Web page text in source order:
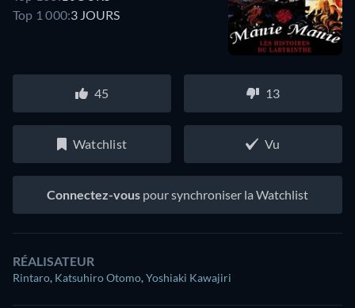
Top 1 000:3 JOURS
45 13
Watchlist Vu
Connectez-vous pour synchroniser la Watchlist
RÉALISATEUR
Rintaro, Katsuhiro Otomo,Yoshiaki Kawajiri